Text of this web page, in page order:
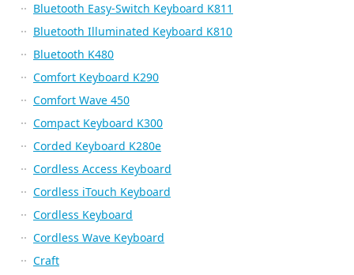
Bluetooth Easy-Switch Keyboard K811
Bluetooth Illuminated Keyboard K810
Bluetooth K480
Comfort Keyboard K290
Comfort Wave 450
Compact Keyboard K300
Corded Keyboard K280e
Cordless Access Keyboard
Cordless iTouch Keyboard
Cordless Keyboard
Cordless Wave Keyboard
Craft